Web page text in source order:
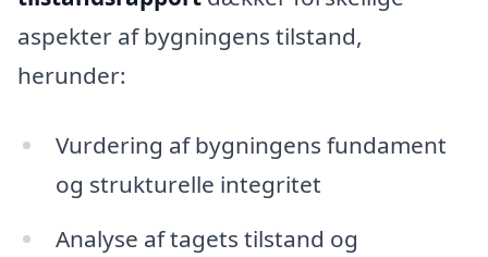
aspekter af bygningens tilstand,
herunder:
Vurdering af bygningens fundament
og strukturelle integritet
Analyse af tagets tilstand og